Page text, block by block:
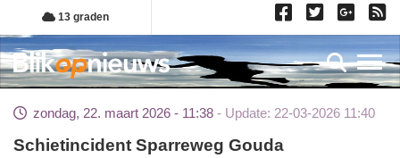
Overslaan
en
naar
de
gaan
13 graden
zondag, 22. maart 2026 - 11:38 Update: 22-03-2026 11:40
Schietincident Sparreweg Gouda